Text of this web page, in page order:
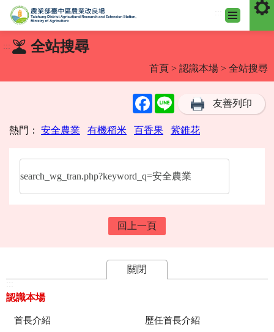
到
::: 全站搜尋
首頁 > 認識本場 > 全站搜尋
FacebookLine 友善列印
熱門： 安全農業 有機稻米 百香果 紫錐花
回上一頁
關閉
認識本場
首長介紹
歷任首長介紹